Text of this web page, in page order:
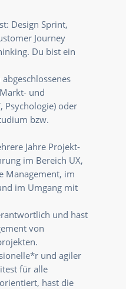
Design Sprint,
Journey
Du bist ein
und
Psychologie) oder
bzw.
Jahre Projekt-
im Bereich UX,
Management, im
im Umgang mit
und hast
von
und agiler
für alle
hast die